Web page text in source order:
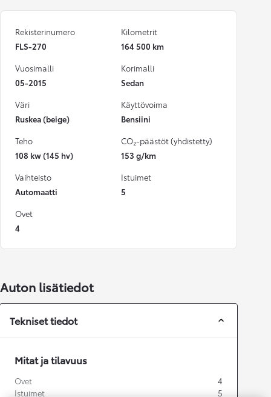
Rekisterinumero
FLS-270
Kilometrit
164 500 km
Vuosimalli
05-2015
Korimalli
Sedan
Väri
Ruskea (beige)
Käyttövoima
Bensiini
Teho
108 kw (145 hv)
CO₂-päästöt (yhdistetty)
153 g/km
Vaihteisto
Automaatti
Istuimet
5
Ovet
4
Auton lisätiedot
Tekniset tiedot
Mitat ja tilavuus
Ovet
4
Istuimet
5